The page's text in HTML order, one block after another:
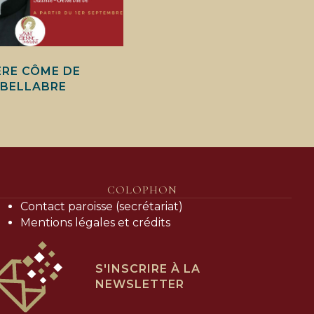
CÔME DE
BELLABRE
COLOPHON
Contact paroisse (secrétariat)
Mentions légales et crédits
S'INSCRIRE À LA
NEWSLETTER